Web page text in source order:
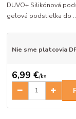
DUVO+ Silikónová
gelová podstielka do
Nie sme platcovia
6,99 €/ks